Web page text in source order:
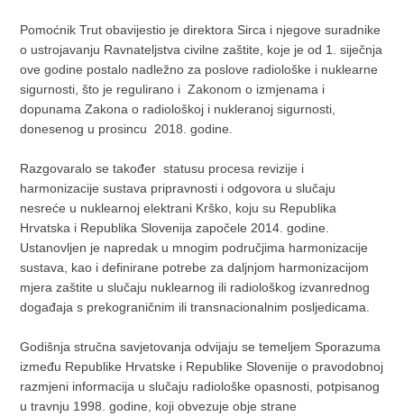
Pomoćnik Trut obavijestio je direktora Sirca i njegove suradnike
o ustrojavanju Ravnateljstva civilne zaštite, koje je od 1. siječnja
ove godine postalo nadležno za poslove radiološke i nuklearne
sigurnosti, što je regulirano i Zakonom o izmjenama i
dopunama Zakona o radiološkoj i nukleranoj sigurnosti,
donesenog u prosincu 2018. godine.
Razgovaralo se također statusu procesa revizije i
harmonizacije sustava pripravnosti i odgovora u slučaju
nesreće u nuklearnoj elektrani Krško, koju su Republika
Hrvatska i Republika Slovenija započele 2014. godine.
Ustanovljen je napredak u mnogim područjima harmonizacije
sustava, kao i definirane potrebe za daljnjom harmonizacijom
mjera zaštite u slučaju nuklearnog ili radiološkog izvanrednog
događaja s prekograničnim ili transnacionalnim posljedicama.
Godišnja stručna savjetovanja odvijaju se temeljem Sporazuma
između Republike Hrvatske i Republike Slovenije o pravodobnoj
razmjeni informacija u slučaju radiološke opasnosti, potpisanog
u travnju 1998. godine, koji obvezuje obje strane